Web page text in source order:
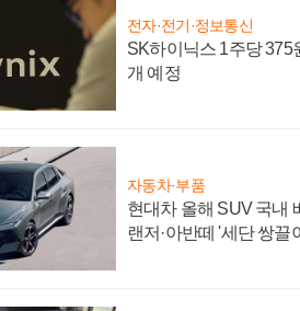
전자·전기·정보통신
SK하이닉스 1주당 375
개 예정
자동차·부품
현대차 올해 SUV 국내
랜저·아반떼 '세단 쌍끌